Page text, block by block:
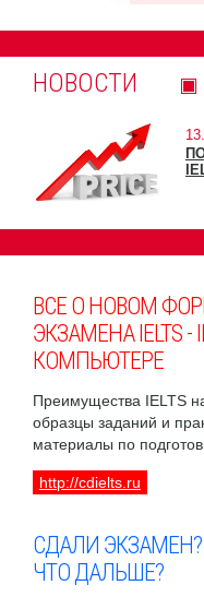
НОВОСТИ
ВСЕ О НОВОМ
ЭКЗАМЕНА IELTS -
КОМПЬЮТЕРЕ
Преимущества IELTS
образцы заданий и
материалы по
http://cdielts.ru
СДАЛИ ЭКЗАМЕН?
ЧТО ДАЛЬШЕ?